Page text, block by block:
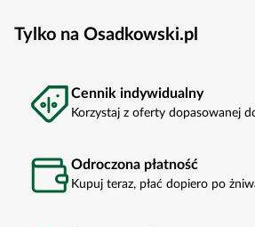
Tylko na Osadkowski.pl
Cennik indywidualny
Korzystaj z oferty dopasowanej
Odroczona płatność
Kupuj teraz, płać dopiero po